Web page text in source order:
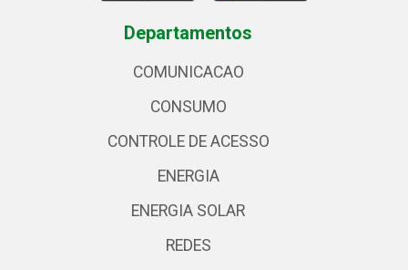
Departamentos
COMUNICACAO
CONSUMO
CONTROLE DE ACESSO
ENERGIA
ENERGIA SOLAR
REDES